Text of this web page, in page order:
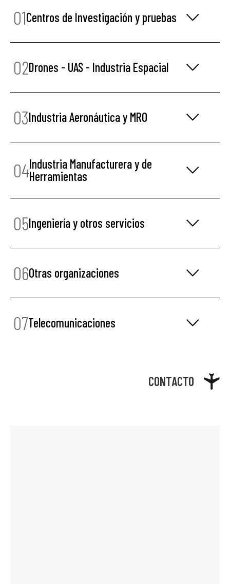
01Centros de Investigación y pruebas
02Drones - UAS - Industria Espacial
03Industria Aeronáutica y MRO
04Industria Manufacturera y de
Herramientas
05Ingeniería y otros servicios
06Otras organizaciones
07Telecomunicaciones
CONTACTO